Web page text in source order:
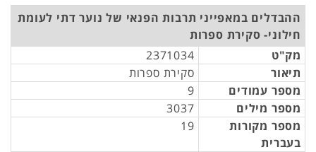
ההבדלים במאפייני תרבות הפנאי של נוער דתי לעומת
חילוני- סקירת ספרות
מק"ט
2371034
תיאור
סקירת ספרות
מספר עמודים
9
מספר מילים
3037
מספר מקורות
בעברית
19